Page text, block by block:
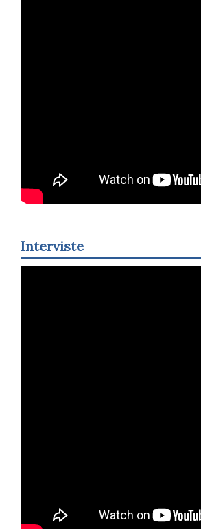
Interviste